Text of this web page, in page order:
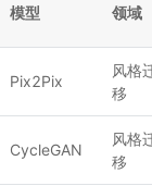
模型 领域
Pix2Pix
风格
移
CycleGAN
风格
移